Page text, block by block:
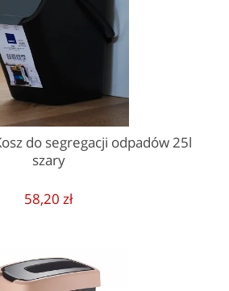
do segregacji odpadów 25l
szary
58,20 zł